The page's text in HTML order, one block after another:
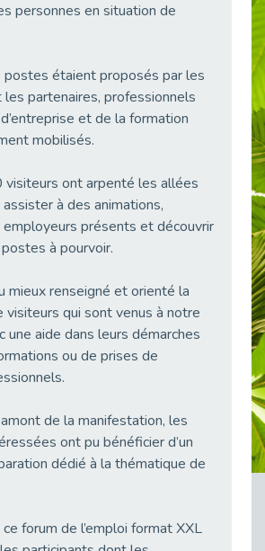
L’alternance : un levier stratégique pour recruter et inclure durablement
CAP EMPLOI 92 : L’inclusion portée à son sommet, bien au-delà des quotas
Le taux d’emploi direct dans la fonction publique dépasse 6 % en 2025
parcours de Marc, 44 ans
28 avril : Agir ensemble pour une culture de prévention au travail
personnes en situation de
étaient proposés par les
partenaires, professionnels
et de la formation
mobilisés.
ont arpenté les allées
à des animations,
présents et découvrir
à pourvoir.
mieux renseigné et orienté la
visiteurs qui sont venus à notre
une aide dans leurs démarches
ou de prises de
de la manifestation, les
ont pu bénéficier d’un
dédié à la thématique de
ce forum de l’emploi format XXL